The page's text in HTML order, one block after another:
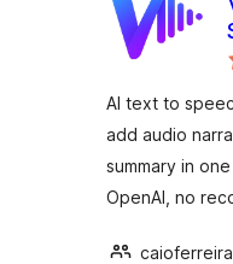
AI text to
add audio
summary in
OpenAI, no